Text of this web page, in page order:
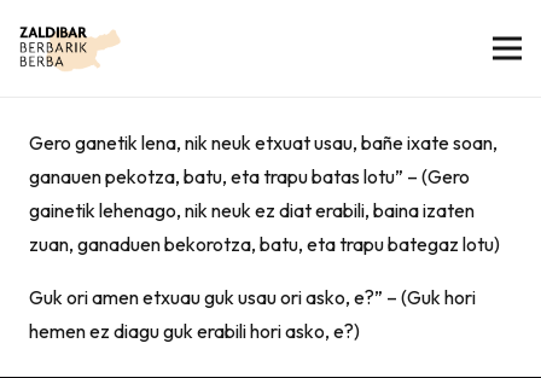
Gero ganetik lena, nik neuk etxuat usau, bañe ixate soan,
ganauen pekotza, batu, eta trapu batas lotu” – (Gero
gainetik lehenago, nik neuk ez diat erabili, baina izaten
zuan, ganaduen bekorotza, batu, eta trapu bategaz lotu)
Guk ori amen etxuau guk usau ori asko, e?” – (Guk hori
hemen ez diagu guk erabili hori asko, e?)